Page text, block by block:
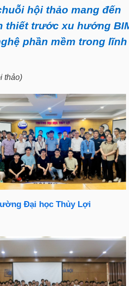
hội thảo mang đến
thiết trước xu hướng
phần mềm trong lĩnh
thảo)
Đại học Thủy Lợi